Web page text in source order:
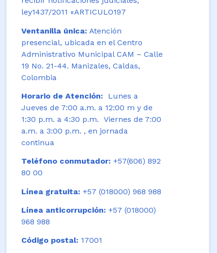
ley1437/2011 «ARTICULO197
Ventanilla única: Atención
presencial, ubicada en el Centro
Administrativo Municipal CAM – Calle
19 No. 21-44. Manizales, Caldas,
Colombia
Horario de Atención:
Lunes a
Jueves de 7:00 a.m. a 12:00 m y de
1:30 p.m. a 4:30 p.m. Viernes de 7:00
a.m. a 3:00 p.m. , en jornada
continua
Teléfono conmutador: +57(606) 892
80 00
Línea gratuita: +57 (018000) 968 988
Línea anticorrupción: +57 (018000)
968 988
Código postal: 17001